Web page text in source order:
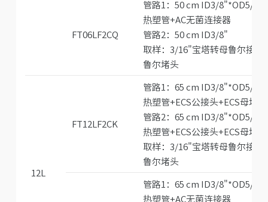
FT06LF2CQ
管路1：50 cm ID3/8"*OD5/
热塑管+AC无菌连接器
管路2：50 cm ID3/8"
取样：3/16"宝塔转母鲁尔接头
鲁尔堵头
12L
FT12LF2CK
管路1：65 cm ID3/8"*OD5/
热塑管+ECS公接头+ECS母堵头
管路2：65 cm ID3/8"*OD5/
热塑管+ECS公接头+ECS母堵头
取样：3/16"宝塔转母鲁尔接头
鲁尔堵头
管路1：65 cm ID3/8"*OD5/
热塑管+AC无菌连接器